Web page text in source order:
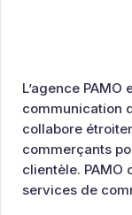
L’agence
communication
collabore
commerçants
clientèle. PAMO
services de